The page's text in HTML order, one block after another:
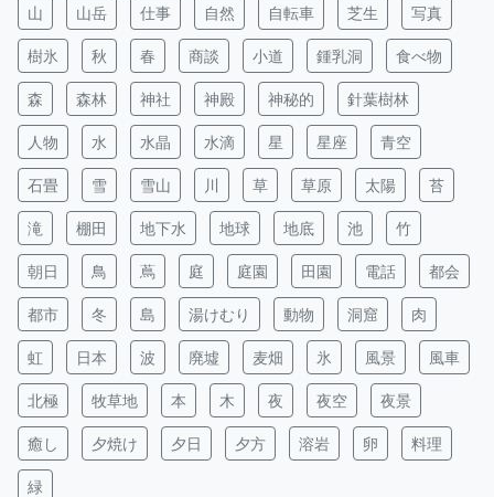
山 山岳 仕事 自然 自転車 芝生 写真
樹氷 秋 春 商談 小道 鍾乳洞 食べ物
森 森林 神社 神殿 神秘的 針葉樹林
人物 水 水晶 水滴 星 星座 青空
石畳 雪 雪山 川 草 草原 太陽 苔
滝 棚田 地下水 地球 地底 池 竹
朝日 鳥 蔦 庭 庭園 田園 電話 都会
都市 冬 島 湯けむり 動物 洞窟 肉
虹 日本 波 廃墟 麦畑 氷 風景 風車
北極 牧草地 本 木 夜 夜空 夜景
癒し 夕焼け 夕日 夕方 溶岩 卵 料理
緑